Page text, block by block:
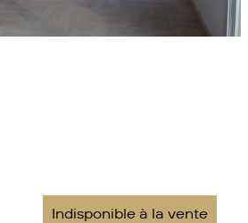
Indisponible à la vente